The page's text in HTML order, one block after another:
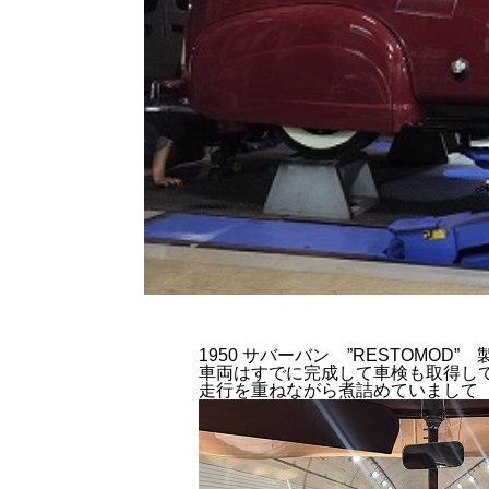
1950 サバーバン ”RESTOMOD”
車両はすでに完成して車検も取得し
走行を重ねながら煮詰めていまして